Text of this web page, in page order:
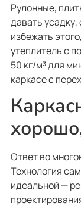
Рулонные,
давать
избежать
утеплитель с
50 кг/м³ для
каркасе с
Ответ во
Технология
идеальной —